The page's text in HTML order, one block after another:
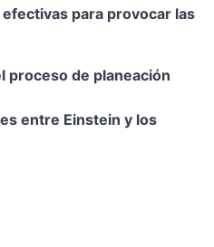
para provocar las
proceso de planeación
entre Einstein y los